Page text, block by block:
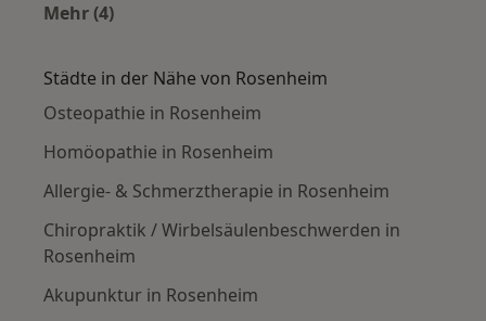
Mehr (4)
Städte in der Nähe von Rosenheim
Osteopathie in Rosenheim
Homöopathie in Rosenheim
Allergie- & Schmerztherapie in Rosenheim
Chiropraktik / Wirbelsäulenbeschwerden in
Rosenheim
Akupunktur in Rosenheim